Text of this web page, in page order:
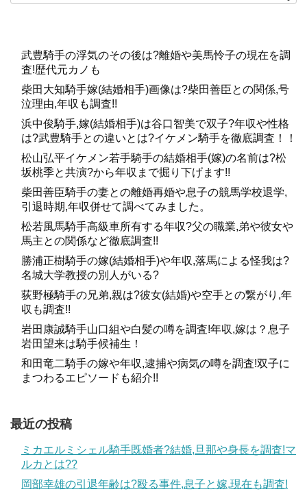
庭先取引はセールと違って1対1の取引となるので、
格も公表されませんから、ダノンプレミアムがいくらで取
引されたのかはわかりませんが、若駒の頃からすでに兄達
を凌ぐ高評価を得ていたことは間違いないと言って良いで
しょう。関係者にとっては、この強さもある程度予想でき
たことなのかもしれませんね。
関連記事
関連記事
記事の続きを読む
世代最強はダノンプレミアムで決まり？ワグネ
リアンやオブセッション等、ライバルも多数存
2018年のクラシックは例年以上にハイレベルだと言われて
いますが、弥生賞まではダノンプレミアム、ワグネリア
残念ながらオブセッションは弥生賞で期待通りの走りが出
直してダービーへの出走を目指しています。
さらには2歳G1ホープフルステークスの勝ち馬タイムフラ
武豊騎手の浮気のその後は?離婚や美馬怜子の現在を調
査!歴代元カノも
柴田大知騎手嫁(結婚相手)画像は?柴田善臣との関係,号
泣理由,年収も調査!!
浜中俊騎手,嫁(結婚相手)は谷口智美で双子?年収や性格
は?武豊騎手との違いとは?イケメン騎手を徹底調査！！
松山弘平イケメン若手騎手の結婚相手(嫁)の名前は?松
坂桃季と共演?から年収まで掘り下げます!!
柴田善臣騎手の妻との離婚再婚や息子の競馬学校退学,
引退時期,年収併せて調べてみました。
松若風馬騎手高級車所有する年収?父の職業,弟や彼女や
馬主との関係など徹底調査!!
勝浦正樹騎手の嫁(結婚相手)や年収,落馬による怪我は?
名城大学教授の別人がいる?
荻野極騎手の兄弟,親は?彼女(結婚)や空手との繋がり,年
収も調査!!
岩田康誠騎手山口組や白髪の噂を調査!年収,嫁は？息子
岩田望来は騎手候補生！
和田竜二騎手の嫁や年収,逮捕や病気の噂を調査!双子に
まつわるエピソードも紹介!!
最近の投稿
ミカエルミシェル騎手既婚者?結婚,旦那や身長を調査!マ
ルカとは??
岡部幸雄の引退年齢は?殴る事件,息子と嫁,現在も調査!